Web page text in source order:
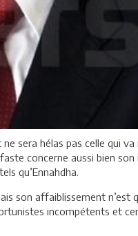
sera hélas pas celle qui
concerne aussi bien son
qu’Ennahdha.
son affaiblissement n’est
incompétents et